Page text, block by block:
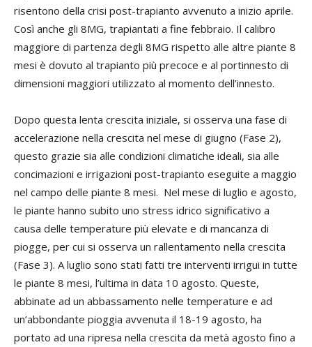
risentono della crisi post-trapianto avvenuto a inizio aprile.
Così anche gli 8MG, trapiantati a fine febbraio. Il calibro
maggiore di partenza degli 8MG rispetto alle altre piante 8
mesi è dovuto al trapianto più precoce e al portinnesto di
dimensioni maggiori utilizzato al momento dell’innesto.
Dopo questa lenta crescita iniziale, si osserva una fase di
accelerazione nella crescita nel mese di giugno (Fase 2),
questo grazie sia alle condizioni climatiche ideali, sia alle
concimazioni e irrigazioni post-trapianto eseguite a maggio
nel campo delle piante 8 mesi. Nel mese di luglio e agosto,
le piante hanno subito uno stress idrico significativo a
causa delle temperature più elevate e di mancanza di
piogge, per cui si osserva un rallentamento nella crescita
(Fase 3). A luglio sono stati fatti tre interventi irrigui in tutte
le piante 8 mesi, l’ultima in data 10 agosto. Queste,
abbinate ad un abbassamento nelle temperature e ad
un’abbondante pioggia avvenuta il 18-19 agosto, ha
portato ad una ripresa nella crescita da metà agosto fino a